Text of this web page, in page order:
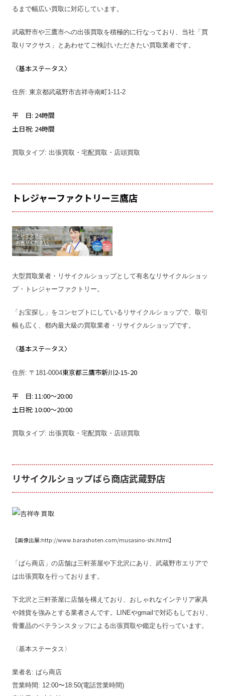
るまで幅広い買取に対応しています。
武蔵野市や三鷹市への出張買取を積極的に行なっており、当社「買
取りマクサス」とあわせてご検討いただきたい買取業者です。
〈基本ステータス〉
住所: 東京都武蔵野市吉祥寺南町1-11-2
平 日: 24時間
土日祝: 24時間
買取タイプ: 出張買取・宅配買取・店頭買取
トレジャーファクトリー三鷹店
大型買取業者・リサイクルショップとして有名なリサイクルショッ
プ・トレジャーファクトリー。
「お宝探し」をコンセプトにしているリサイクルショップで、取引
幅も広く、都内最大級の買取業者・リサイクルショップです。
〈基本ステータス〉
住所: 〒181-0004東京都三鷹市新川2-15-20
平 日: 11:00～20:00
土日祝: 10:00～20:00
買取タイプ: 出張買取・宅配買取・店頭買取
リサイクルショップばら商店武蔵野店
【画像出展:http://www.barashoten.com/musasino-shi.html】
「ばら商店」の店舗は三軒茶屋や下北沢にあり、武蔵野市エリアで
は出張買取を行っております。
下北沢と三軒茶屋に店舗を構えており、おしゃれなインテリア家具
や雑貨を強みとする業者さんです。LINEやgmailで対応もしており、
骨董品のベテランスタッフによる出張買取や鑑定も行っています。
〈基本ステータス〉
業者名: ばら商店
営業時間: 12:00〜18:50(電話営業時間)